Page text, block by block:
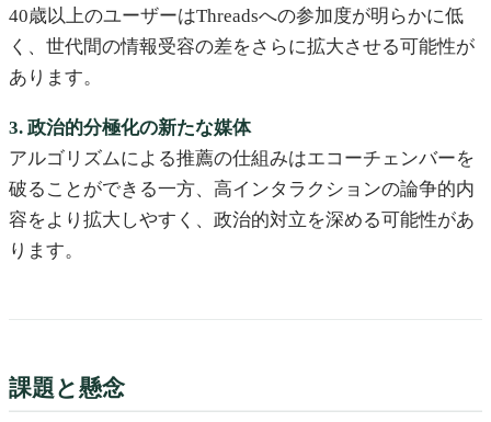
40歳以上のユーザーはThreadsへの参加度が明らかに低
く、世代間の情報受容の差をさらに拡大させる可能性が
あります。
3. 政治的分極化の新たな媒体
アルゴリズムによる推薦の仕組みはエコーチェンバーを
破ることができる一方、高インタラクションの論争的内
容をより拡大しやすく、政治的対立を深める可能性があ
ります。
課題と懸念